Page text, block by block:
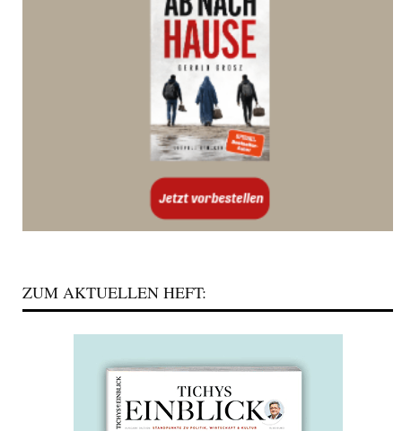
ZUM AKTUELLEN HEFT: